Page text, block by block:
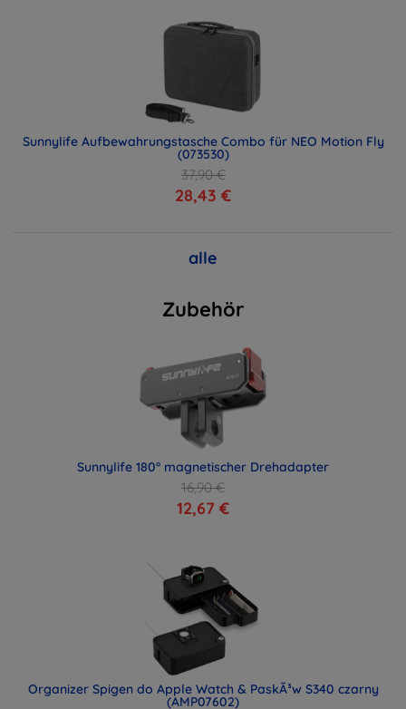
Sunnylife Aufbewahrungstasche Combo für NEO Motion Fly
(073530)
37,90 €
28,43 €
alle
Zubehör
Sunnylife 180° magnetischer Drehadapter
16,90 €
12,67 €
Organizer Spigen do Apple Watch & PaskÃ³w S340 czarny
(AMP07602)